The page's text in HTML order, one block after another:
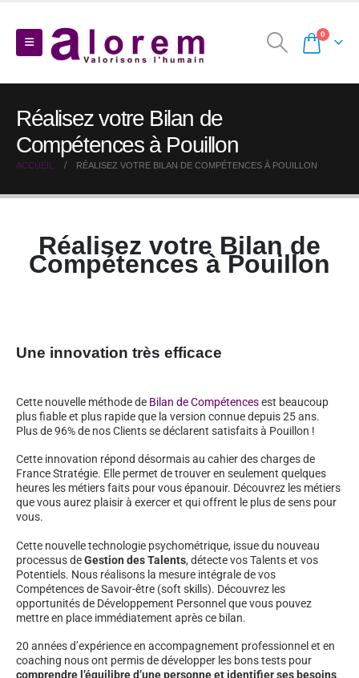
0
Réalisez votre Bilan de
Compétences à Pouillon
ACCUEIL RÉALISEZ VOTRE BILAN DE COMPÉTENCES À POUILLON
Réalisez votre Bilan de
Compétences à Pouillon
Une innovation très efficace
Cette nouvelle méthode de Bilan de Compétencesest beaucoup
plus fiable et plus rapide que la version connue depuis 25 ans.
Plus de 96% de nos Clients se déclarent satisfaits à Pouillon !
Cette innovation répond désormais au cahier des charges de
France Stratégie. Elle permet de trouver en seulement quelques
heures les métiers faits pour vous épanouir. Découvrez les métiers
que vous aurez plaisir à exercer et qui offrent le plus de sens pour
vous.
Cette nouvelle technologie psychométrique, issue du nouveau
processus deGestion des Talents, détecte vos Talents et vos
Potentiels. Nous réalisons la mesure intégrale de vos
Compétences de Savoir-être (soft skills). Découvrez les
opportunités de Développement Personnel que vous pouvez
mettre en place immédiatement après ce bilan.
20 années d’expérience en accompagnement professionnel et en
coaching nous ont permis de développer les bons tests pour
comprendre l’équilibre d’une personne et identifier ses besoins